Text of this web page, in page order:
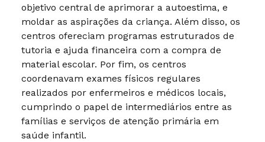
objetivo central de aprimorar a autoestima, e
moldar as aspirações da criança. Além disso, os
centros ofereciam programas estruturados de
tutoria e ajuda financeira com a compra de
material escolar. Por fim, os centros
coordenavam exames físicos regulares
realizados por enfermeiros e médicos locais,
cumprindo o papel de intermediários entre as
famílias e serviços de atenção primária em
saúde infantil.